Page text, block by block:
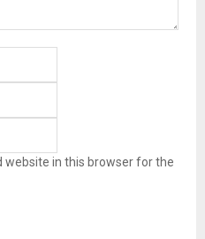
website in this browser for the